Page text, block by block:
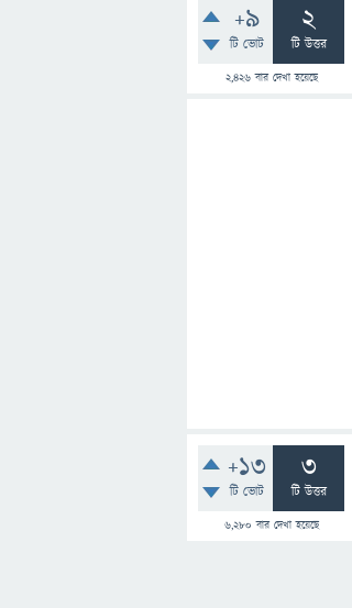
+9
টি ভোট
2
টি উত্তর
2,426বার দেখা হয়েছে
+13
টি ভোট
3
টি উত্তর
6,280 বার দেখা হয়েছে